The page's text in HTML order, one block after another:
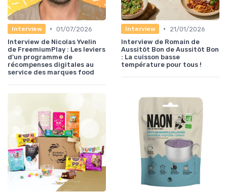
Interview • 01/07/2026
Interview de Nicolas Yvelin
de FreemiumPlay : Les leviers
d’un programme de
récompenses digitales au
service des marques food
Interview •
21/01/2026
Interview de Romain de
Aussitôt Bon de Aussitôt Bon
: La cuisson basse
température pour tous !